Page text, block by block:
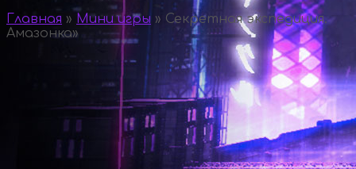
Главная » Мини игры » Секретная экспедиция.
Амазонка»